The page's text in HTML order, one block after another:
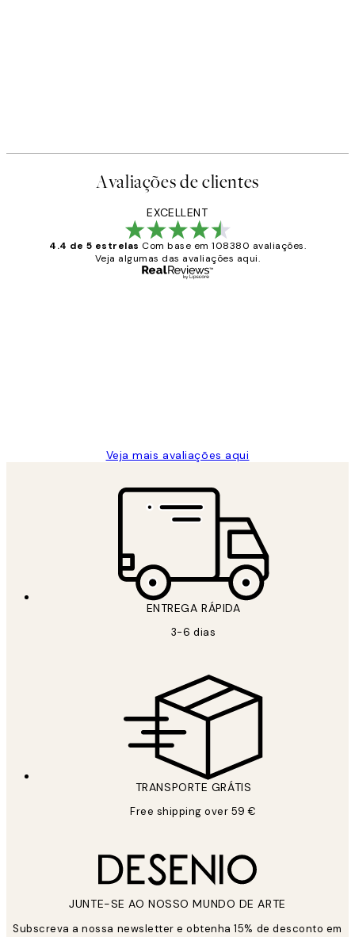
Avaliações de clientes
EXCELLENT
4.4 de 5 estrelas Com base em 108380 avaliações.
Veja algumas das avaliações aqui.
Veja mais avaliações aqui
ENTREGA RÁPIDA
3-6 dias
TRANSPORTE GRÁTIS
Free shipping over 59 €
JUNTE-SE AO NOSSO MUNDO DE ARTE
Subscreva a nossa newsletter e obtenha 15% de desconto em